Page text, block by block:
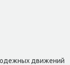
движений